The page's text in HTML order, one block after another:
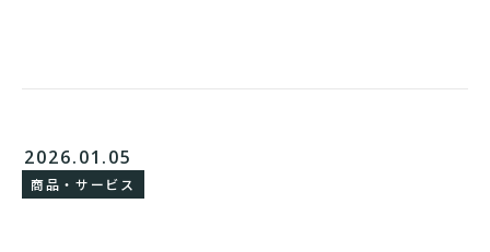
2026.01.05
商品・サービス